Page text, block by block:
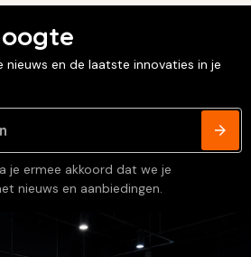
en de laatste innovaties in je
je ermee akkoord dat we je
nieuws en aanbiedingen.